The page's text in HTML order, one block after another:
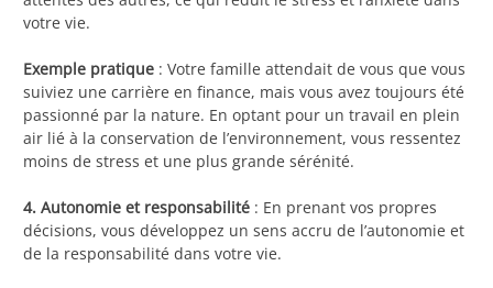
votre vie.
Exemple pratique : Votre famille attendait de vous que vous
suiviez une carrière en finance, mais vous avez toujours été
passionné par la nature. En optant pour un travail en plein
air lié à la conservation de l’environnement, vous ressentez
moins de stress et une plus grande sérénité.
4. Autonomie et responsabilité : En prenant vos propres
décisions, vous développez un sens accru de l’autonomie et
de la responsabilité dans votre vie.